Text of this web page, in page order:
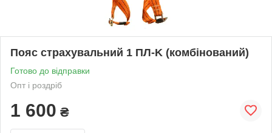
Пояс страхувальний 1 ПЛ-K (комбінований)
Готово до відправки
Опт і роздріб
1 600 ₴